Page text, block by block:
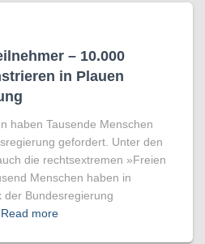
– 10.000
in Plauen
haben Tausende Menschen
gefordert. Unter den
die rechtsextremen »Freien
Menschen haben in
der Bundesregierung
Read more